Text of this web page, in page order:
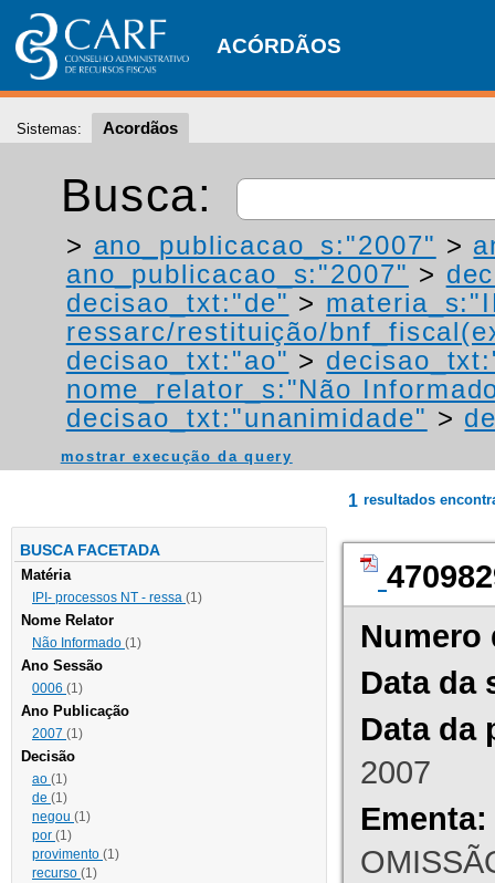
ACÓRDÃOS
Sistemas: Acordãos
Busca:
> ano_publicacao_s:"2007" >
ano_publicacao_s:"2007" >
decisao_txt:"de" >
ressarc/restituição/
decisao_txt:"ao" >
nome_relator_s:"Não
decisao_txt:"unanimidade" >
mostrar execução da query
BUSCA FACETADA
Matéria
IPI- processos NT - ressa (1)
Nome Relator
Não Informado (1)
Ano Sessão
0006 (1)
Ano Publicação
2007 (1)
Decisão
ao (1)
de (1)
negou (1)
por (1)
provimento (1)
recurso (1)
1 resultados
Numero
Data da
Data da
2007
Ementa: